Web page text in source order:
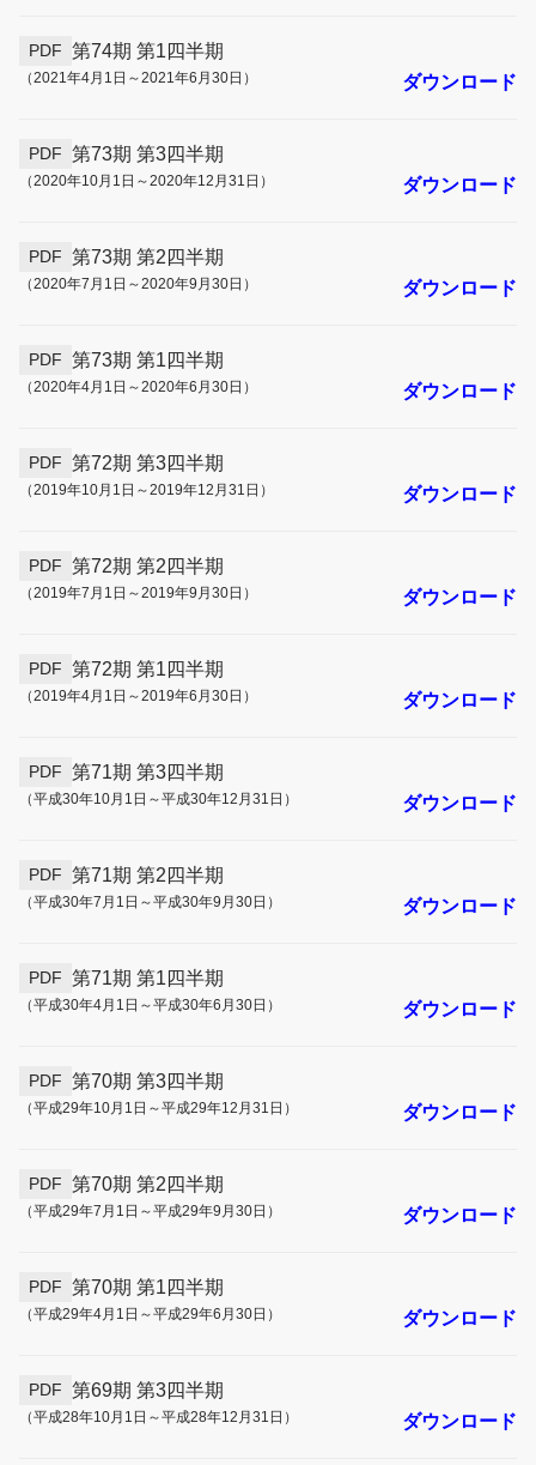
PDF 第74期 第1四半期
（2021年4月1日～2021年6月30日） ダウンロード
PDF 第73期 第3四半期
（2020年10月1日～2020年12月31日） ダウンロード
PDF 第73期 第2四半期
（2020年7月1日～2020年9月30日） ダウンロード
PDF 第73期 第1四半期
（2020年4月1日～2020年6月30日） ダウンロード
PDF 第72期 第3四半期
（2019年10月1日～2019年12月31日） ダウンロード
PDF 第72期 第2四半期
（2019年7月1日～2019年9月30日） ダウンロード
PDF 第72期 第1四半期
（2019年4月1日～2019年6月30日） ダウンロード
PDF 第71期 第3四半期
（平成30年10月1日～平成30年12月31日） ダウンロード
PDF 第71期 第2四半期
（平成30年7月1日～平成30年9月30日） ダウンロード
PDF 第71期 第1四半期
（平成30年4月1日～平成30年6月30日） ダウンロード
PDF 第70期 第3四半期
（平成29年10月1日～平成29年12月31日） ダウンロード
PDF 第70期 第2四半期
（平成29年7月1日～平成29年9月30日） ダウンロード
PDF 第70期 第1四半期
（平成29年4月1日～平成29年6月30日） ダウンロード
PDF 第69期 第3四半期
（平成28年10月1日～平成28年12月31日） ダウンロード